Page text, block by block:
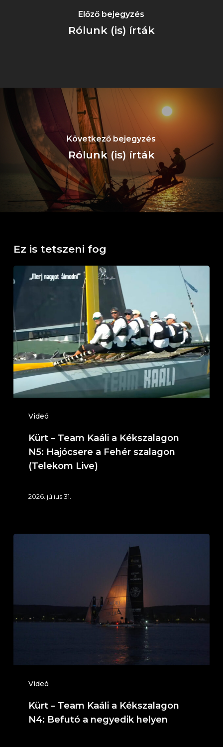
Előző bejegyzés
Rólunk (is) írták
Következő bejegyzés
Rólunk (is) írták
Ez is tetszeni fog
Videó
Kürt
Team
Kaáli
a
Kékszalagon
N5:
Hajócsere
a
Fehér
szalagon
(Telekom
Live)
Kürt – Team Kaáli a Kékszalagon
N5: Hajócsere a Fehér szalagon
(Telekom Live)
2026. július 31.
Videó
a
Kékszalagon
a
negyedik
helyenKürt – Team Kaáli a Kékszalagon
N4: Befutó a negyedik helyen